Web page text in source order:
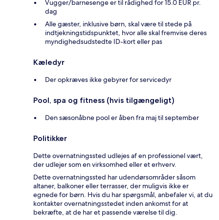
Vugger/barnesenge er til rådighed for 15.0 EUR pr.
dag
Alle gæster, inklusive børn, skal være til stede på
indtjekningstidspunktet, hvor alle skal fremvise deres
myndighedsudstedte ID-kort eller pas
Kæledyr
Der opkræves ikke gebyrer for servicedyr
Pool, spa og fitness (hvis tilgængeligt)
Den sæsonåbne pool er åben fra maj til september
Politikker
Dette overnatningssted udlejes af en professionel vært,
der udlejer som en virksomhed eller et erhverv.
Dette overnatningssted har udendørsområder såsom
altaner, balkoner eller terrasser, der muligvis ikke er
egnede for børn. Hvis du har spørgsmål, anbefaler vi, at du
kontakter overnatningsstedet inden ankomst for at
bekræfte, at de har et passende værelse til dig.